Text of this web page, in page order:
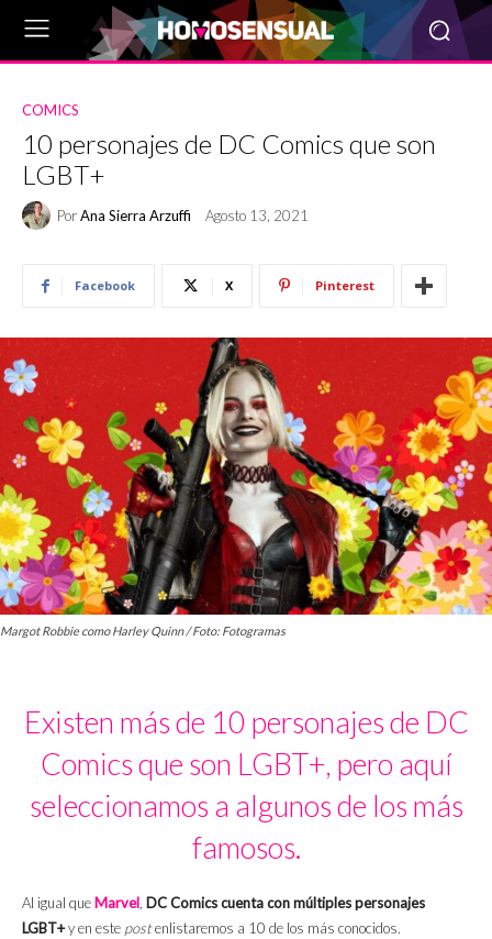
COMICS
10 personajes de DC Comics que son
LGBT+
PorAna Sierra Arzuffi Agosto 13, 2021
Facebook X Pinterest
Margot Robbie como Harley Quinn / Foto: Fotogramas
Existen más de 10 personajes de DC
Comics que son LGBT+, pero aquí
seleccionamos a algunos de los más
famosos.
Al igual que Marvel, DC Comics cuenta con múltiples personajes
LGBT+y en este postenlistaremos a 10 de los más conocidos.